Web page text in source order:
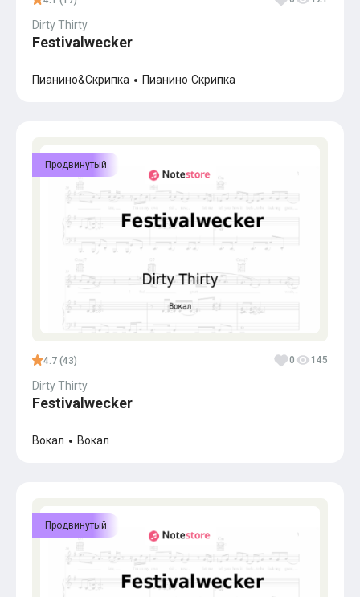
Dirty Thirty
Festivalwecker
Пианино&Скрипка Пианино Скрипка
Продвинутый
4.7 (43) 0 145
Dirty Thirty
Festivalwecker
Вокал Вокал
Продвинутый